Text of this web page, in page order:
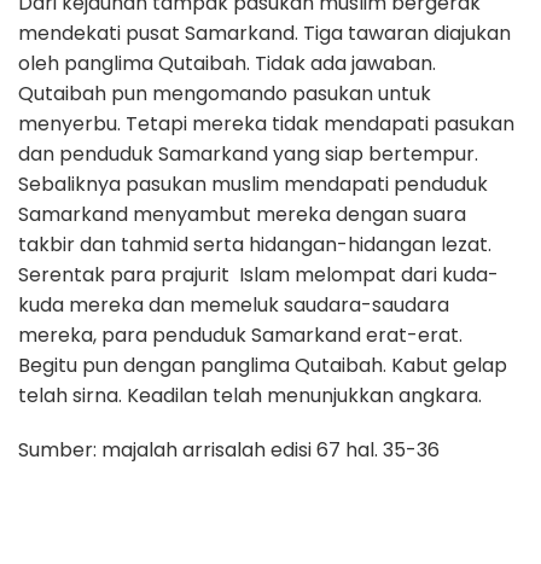
mendekati pusat Samarkand. Tiga tawaran diajukan
oleh panglima Qutaibah. Tidak ada jawaban.
Qutaibah pun mengomando pasukan untuk
menyerbu. Tetapi mereka tidak mendapati pasukan
dan penduduk Samarkand yang siap bertempur.
Sebaliknya pasukan muslim mendapati penduduk
Samarkand menyambut mereka dengan suara
takbir dan tahmid serta hidangan-hidangan lezat.
Serentak para prajurit Islam melompat dari kuda-
kuda mereka dan memeluk saudara-saudara
mereka, para penduduk Samarkand erat-erat.
Begitu pun dengan panglima Qutaibah. Kabut gelap
telah sirna. Keadilan telah menunjukkan angkara.
Sumber: majalah arrisalah edisi 67 hal. 35-36